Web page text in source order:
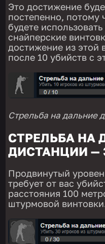
Это достижение
постепенно, потому
будете
снайперские
достижение из этой
после 10 убийств с
Стрельба на дальние
СТРЕЛЬБА НА
ДИСТАНЦИИ —
Продвинутый
требует от вас
расстояния 100
штурмовой